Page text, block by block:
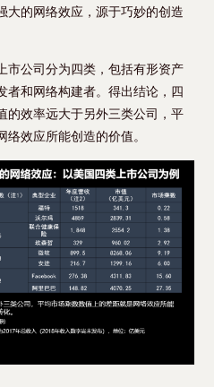
大的网络效应，源于巧妙的创造
市公司分为四类，包括有形资产
者和网络构建者。得出结论，四
的效率远大于另外三类公司，平
效应所能创造的价值。